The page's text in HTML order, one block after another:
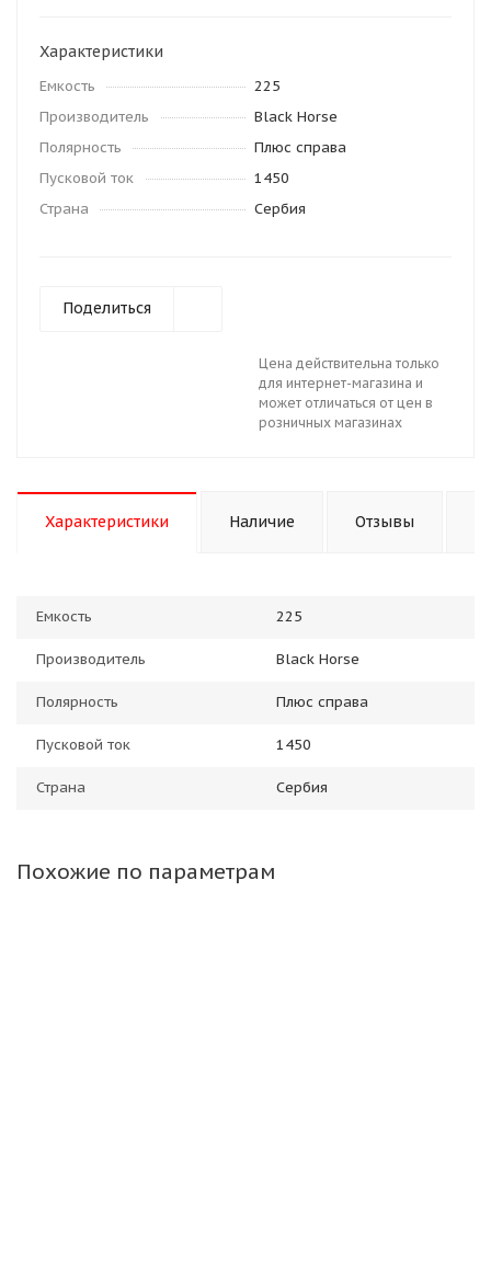
Характеристики
Емкость
225
Производитель
Black Horse
Полярность
Плюс справа
Пусковой ток
1450
Страна
Сербия
Поделиться
Цена действительна только
для интернет-магазина и
может отличаться от цен в
розничных магазинах
Характеристики Наличие Отзывы
Емкость 225
Производитель Black Horse
Полярность Плюс справа
Пусковой ток 1450
Страна Сербия
Похожие по параметрам